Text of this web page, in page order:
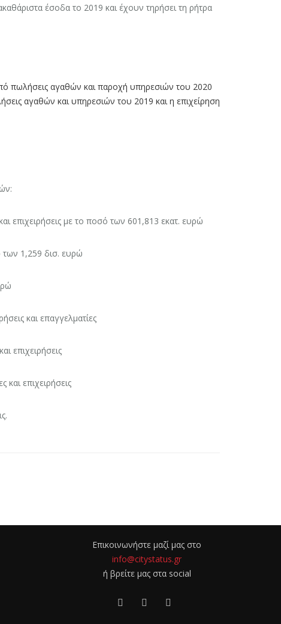
έσοδα το 2019 και έχουν τηρήσει τη ρήτρα
πωλήσεις αγαθών και παροχή υπηρεσιών του 2020
αγαθών και υπηρεσιών του 2019 και η επιχείρηση
επιχειρήσεις με το ποσό των 601,813 εκατ. ευρώ
των 1,259 δισ. ευρώ
και επαγγελματίες
επιχειρήσεις
επιχειρήσεις
Επικοινωνήστε μαζί μας στο
info@citystatus.gr
ή βρείτε μας στα social